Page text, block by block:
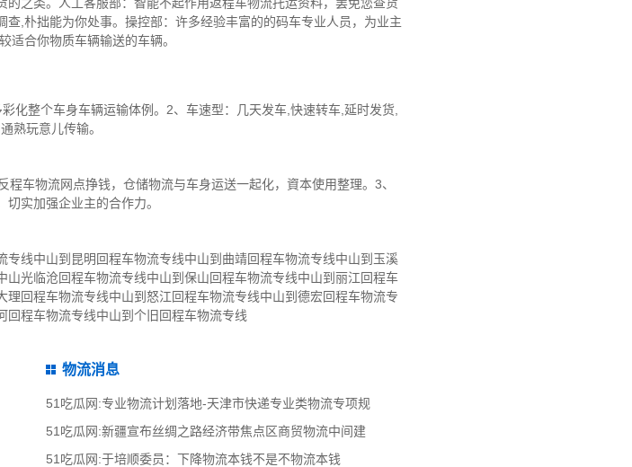
,朴拙能为你处事。操控部：许多经验丰富的的码车专业人员，为业主
适合你物质车辆输送的车辆。
化整个车身车辆运输体例。2、车速型：几天发车,快速转车,延时发货,
熟玩意儿传输。
车物流网点挣钱，仓储物流与车身运送一起化，資本使用整理。3、
实加强企业主的合作力。
线中山到昆明回程车物流专线中山到曲靖回程车物流专线中山到玉溪
光临沧回程车物流专线中山到保山回程车物流专线中山到丽江回程车
回程车物流专线中山到怒江回程车物流专线中山到德宏回程车物流专
回程车物流专线中山到个旧回程车物流专线
物流消息
51吃瓜网:专业物流计划落地-天津市快递专业类物流专项规
51吃瓜网:新疆宣布丝绸之路经济带焦点区商贸物流中间建
51吃瓜网:于培顺委员：下降物流本钱不是不物流本钱